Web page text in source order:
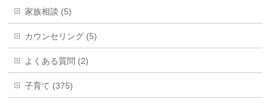
家族相談 (5)
カウンセリング (5)
よくある質問 (2)
子育て (375)